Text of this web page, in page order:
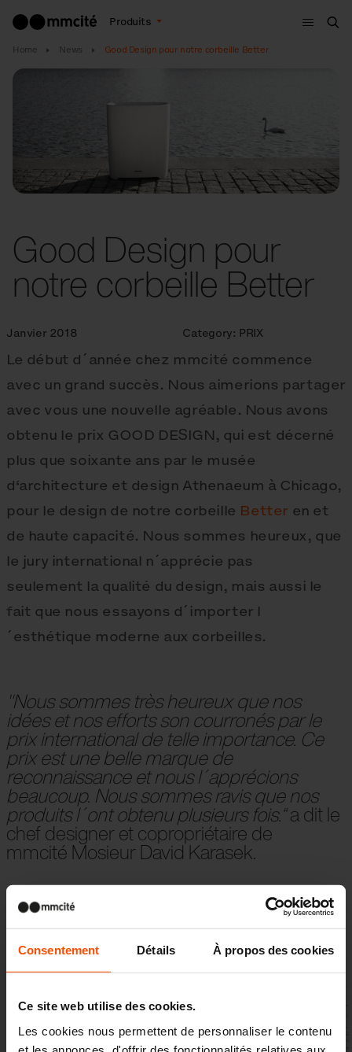
Consentement Détails À propos des cookies
Ce site web utilise des cookies.
Les cookies nous permettent de personnaliser le contenu
Produits
Menu
Home News Good Design pour notre corbeille Better
Good Design pour
notre corbeille Better
Janvier 2018 Category: PRIX
Le début d´année chez mmcité commence
avec un grand succès. Nous aimerions partager
avec vous une nouvelle agréable. Nous avons
obtenu le prix GOOD DESIGN, qui est décerné
plus que soixante ans par le musée
d‘architecture et design Athenaeum à Chicago,
pour le design de notre corbeille Better en et
de haute capacité. Nous sommes heureux, que
le jury international n´apprécie pas
seulement la qualité du design, mais aussi le
fait que nous essayons d´importer l
´esthétique moderne aux corbeilles.
"Nous sommes très heureux que nos
idées et nos efforts son courronés par le
prix international de telle importance. Ce
prix est une belle marque de
reconnaissance et nous l´apprécions
beaucoup. Nous sommes ravis que nos
produits l´ont obtenu plusieurs fois.“a dit le
chef designer et copropriétaire de
mmcité Mosieur David Karasek.
Galerie